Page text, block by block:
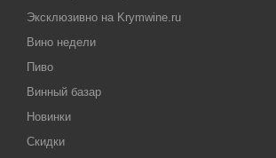
Эксклюзивно на Krymwine.ru
Вино недели
Пиво
Винный базар
Новинки
Скидки